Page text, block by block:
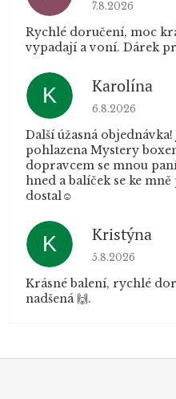
7.8.2026
Rychlé doručení, moc
vypadají a voní. Dárek
K Karolína
Hodnocení
6.8.2026
Další úžasná
pohlazena Mystery
dopravcem se mnou
hned a balíček se ke
dostal☺️
K Kristýna
Hodnocení
5.8.2026
Krásné balení, rychlé
nadšená 🙌.